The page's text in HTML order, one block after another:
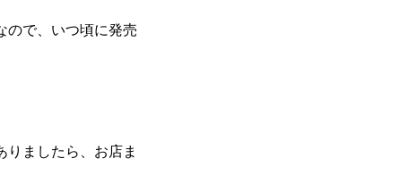
ので、いつ頃に発売
りましたら、お店ま